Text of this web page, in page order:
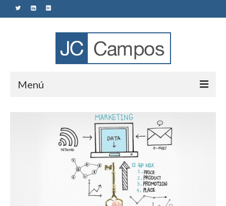
Menú
Mis Publicaciones
Social Media